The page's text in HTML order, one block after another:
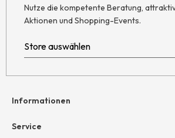
Nutze die kompetente Beratung,
Aktionen und Shopping-Events.
Informationen
Hilfe & Kontakt
Service